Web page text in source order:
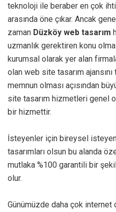
teknoloji ile beraber en çok
arasında öne çıkar. Ancak
zaman Düzköy web tasarım
uzmanlık gerektiren konu
kurumsal olarak yer alan
olan web site tasarım
memnun olması açısından
site tasarım hizmetleri genel
bir hizmettir.
İsteyenler için bireysel
tasarımları olsun bu alanda
mutlaka %100 garantili bir
olur.
Günümüzde daha çok internet